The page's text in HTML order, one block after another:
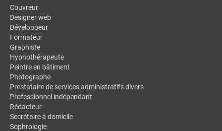
Couvreur
Designer web
Développeur
Formateur
Graphiste
Hypnothérapeute
Peintre en bâtiment
Photographe
Prestataire de services administratifs divers
Professionnel indépendant
Rédacteur
Secrétaire à domicile
Sophrologie